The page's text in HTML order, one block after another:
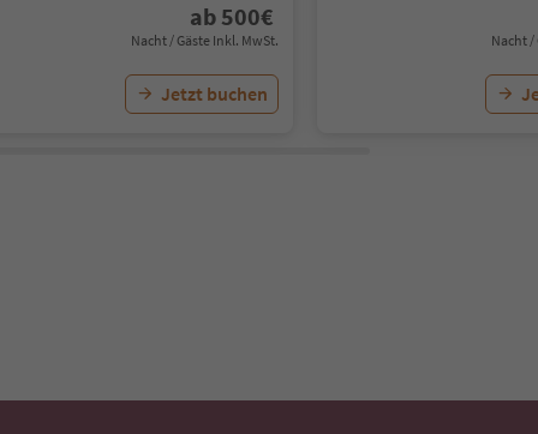
ab 500€
Nacht / Gäste Inkl. MwSt.
Jetzt buchen
Nacht /